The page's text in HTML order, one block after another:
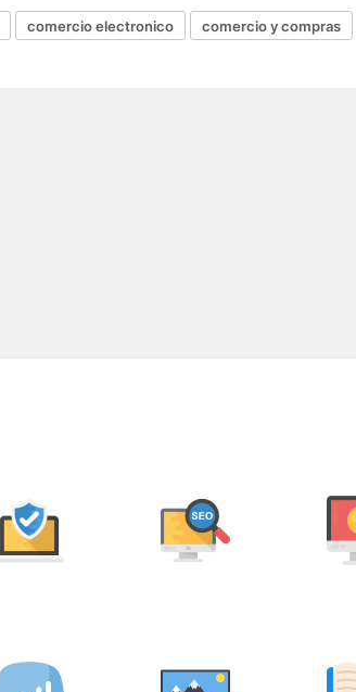
comercio electronico comercio y compras